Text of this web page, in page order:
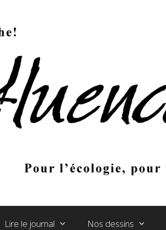
Lire le journal Nos dessins